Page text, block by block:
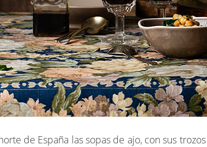
de España las sopas de ajo, con sus